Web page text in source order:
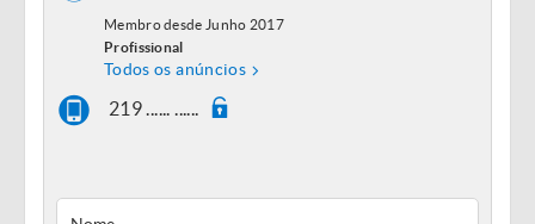
Membro desde Junho 2017
Profissional
Todos os anúncios
219 ...... ......